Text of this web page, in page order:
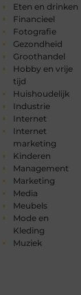
Eten en drinken
Financieel
Fotografie
Gezondheid
Groothandel
Hobby en vrije
tijd
Huishoudelijk
Industrie
Internet
Internet
marketing
Kinderen
Management
Marketing
Media
Meubels
Mode en
Kleding
Muziek